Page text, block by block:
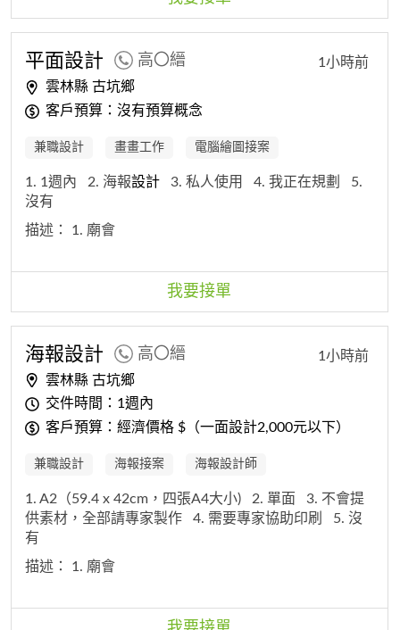
平面設計 高〇縉
雲林縣 古坑鄉
客戶預算：沒有預算概念
1小時前
兼職設計 畫畫工作 電腦繪圖接案
1. 1週內 2. 海報設計 3. 私人使用 4. 我正在規劃
5.
沒有
描述： 1. 廟會
我要接單
海報設計 高〇縉
雲林縣 古坑鄉
交件時間：1週內
客戶預算：經濟價格 $（一面設計2,000元以下）
1小時前
兼職設計 海報接案 海報設計師
1. A2（59.4 x 42cm，四張A4大小) 2. 單面
3. 不會提
供素材，全部請專家製作
4. 需要專家協助印刷
5. 沒
有
描述： 1. 廟會